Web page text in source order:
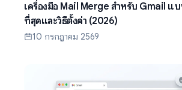
เครื่องมือ Mail Merge สำหรับ Gmail แ
ที่สุดและวิธีตั้งค่า (2026)
10 กรกฎาคม 2569